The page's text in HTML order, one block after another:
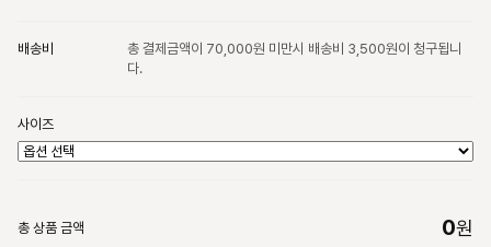
배송비
총 결제금액이 70,000원 미만시 배송비 3,500원이 청구됩니
다.
사이즈
총 상품 금액 0원